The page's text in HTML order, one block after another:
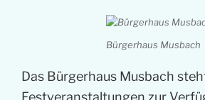
Bürgerhaus Musbach
Das Bürgerhaus Musbach